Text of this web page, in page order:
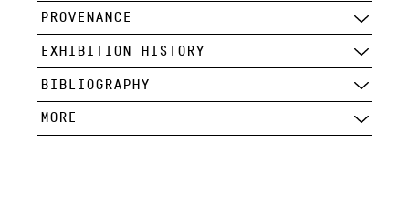
PROVENANCE
EXHIBITION HISTORY
BIBLIOGRAPHY
MORE